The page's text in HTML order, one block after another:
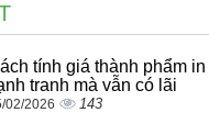
tính giá thành phẩm
tranh mà vẫn có lãi
02/2026 143